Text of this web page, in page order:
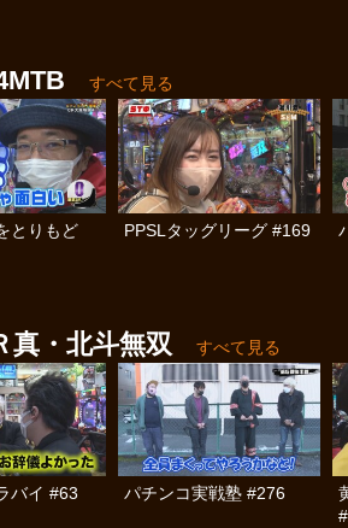
すべて見る
とりもど
PPSLタッグリーグ #169
真・北斗無双 すべて見る
バイ #63 パチンコ実戦塾 #276